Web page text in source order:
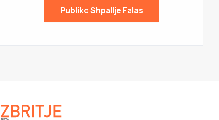
Publiko Shpallje Falas